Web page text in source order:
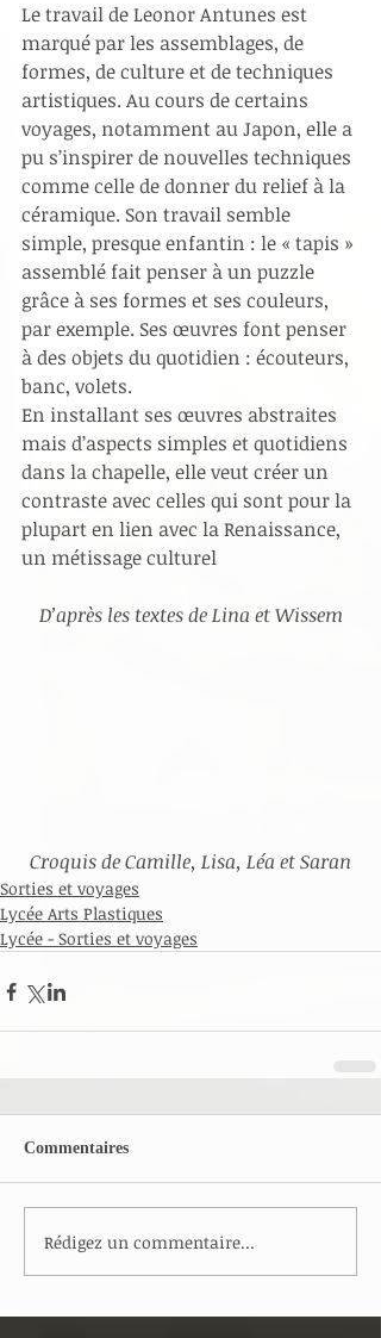
Le travail de Leonor Antunes est
marqué par les assemblages, de
formes, de culture et de techniques
artistiques. Au cours de certains
voyages, notamment au Japon, elle a
pu s’inspirer de nouvelles techniques
comme celle de donner du relief à la
céramique. Son travail semble
simple, presque enfantin : le « tapis »
assemblé fait penser à un puzzle
grâce à ses formes et ses couleurs,
par exemple. Ses œuvres font penser
à des objets du quotidien : écouteurs,
banc, volets.
En installant ses œuvres abstraites
mais d’aspects simples et quotidiens
dans la chapelle, elle veut créer un
contraste avec celles qui sont pour la
plupart en lien avec la Renaissance,
un métissage culturel
D’après les textes de Lina et Wissem
Croquis de Camille, Lisa, Léa et Saran
Sorties et voyages
Lycée Arts Plastiques
Lycée - Sorties et voyages
Commentaires
Rédigez un commentaire...